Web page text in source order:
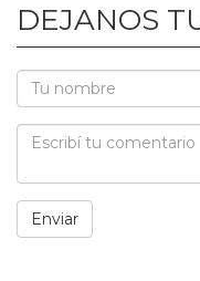
DEJANOS